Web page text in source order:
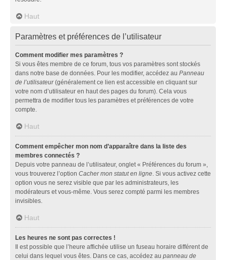
Haut
Paramètres et préférences de l’utilisateur
Comment modifier mes paramètres ?
Si vous êtes membre de ce forum, tous vos paramètres sont stockés
dans notre base de données. Pour les modifier, accédez au Panneau
de l’utilisateur(généralement ce lien est accessible en cliquant sur
votre nom d’utilisateur en haut des pages du forum). Cela vous
permettra de modifier tous les paramètres et préférences de votre
compte.
Haut
Comment empêcher mon nom d’apparaître dans la liste des
membres connectés ?
Depuis votre panneau de l’utilisateur, onglet « Préférences du forum »,
vous trouverez l’option Cacher mon statut en ligne. Si vous activez cette
option vous ne serez visible que par les administrateurs, les
modérateurs et vous-même. Vous serez compté parmi les membres
invisibles.
Haut
Les heures ne sont pas correctes !
Il est possible que l’heure affichée utilise un fuseau horaire différent de
celui dans lequel vous êtes. Dans ce cas, accédez au panneau de